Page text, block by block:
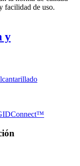
facilidad de uso.
y